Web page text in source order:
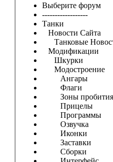
Выберите форум
------------------
Танки
Новости Сайта
Танковые
Модификации
Шкурки
Модостроение
Ангары
Флаги
Зоны пробития
Прицелы
Программы
Озвучка
Иконки
Заставки
Сборки